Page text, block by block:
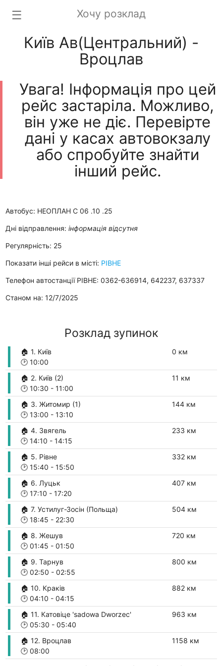
Хочу розклад
☰
Київ Ав(Центральний) -
Вроцлав
Увага! Інформація про цей
рейс застаріла. Можливо,
він уже не діє. Перевірте
дані у касах автовокзалу
або спробуйте знайти
інший рейс.
Автобус: НЕОПЛАН С 06 .10 .25
Дні відправлення: інформація відсутня
Регулярність: 25
Показати інші рейси в місті: РІВНЕ
Телефон автостанції РІВНЕ: 0362-636914, 642237, 637337
Станом на: 12/7/2025
Розклад зупинок
🏠 1. Київ
🕑10:00
0 км
🏠 2. Київ (2)
🕑10:30 - 11:00
11 км
🏠 3. Житомир (1)
🕑13:00 - 13:10
144 км
🏠 4. Звягель
🕑14:10 - 14:15
233 км
🏠 5. Рівне
🕑15:40 - 15:50
332 км
🏠 6. Луцьк
🕑17:10 - 17:20
407 км
🏠 7. Устилуг-Зосін (Польща)
🕑18:45 - 22:30
504 км
🏠 8. Жешув
🕑01:45 - 01:50
720 км
🏠 9. Тарнув
🕑02:50 - 02:55
800 км
🏠 10. Краків
🕑04:10 - 04:15
882 км
🏠 11. Катовіце 'sаdowа Dworzec'
🕑05:30 - 05:40
963 км
🏠 12. Вроцлав
🕑08:00
1158 км